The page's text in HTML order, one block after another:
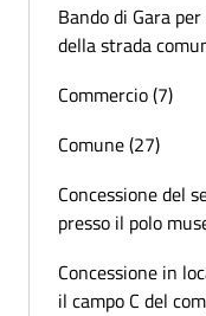
Bando di Gara
della strada
Commercio (7)
Comune (27)
Concessione del
presso il polo
Concessione in
il campo C del